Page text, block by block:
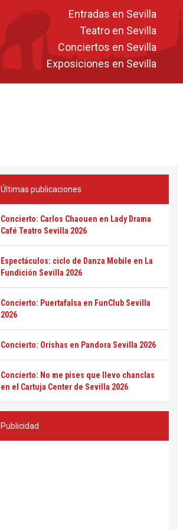
Entradas en Sevilla
Teatro en Sevilla
Conciertos en Sevilla
Exposiciones en Sevilla
Últimas publicaciones
Concierto: Carlos Chaouen en Lady Drama
Café Teatro Sevilla 2026
Espectáculos: ciclo de Danza Mobile en La
Fundición Sevilla 2026
Concierto: Puertafalsa en FunClub Sevilla
2026
Concierto: Orishas en Pandora Sevilla 2026
Concierto: No me pises que llevo chanclas
en el Cartuja Center de Sevilla 2026
Publicidad